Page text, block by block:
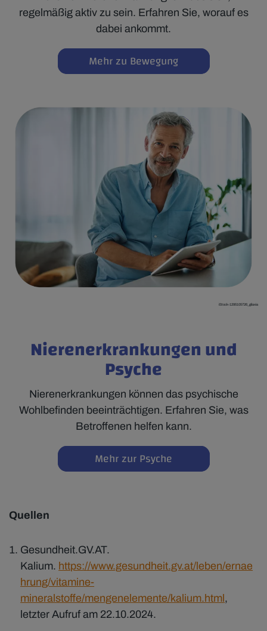
regelmäßig aktiv zu sein. Erfahren Sie, worauf es
dabei ankommt.
Mehr zu Bewegung
iStock-1295105726_gilaxia
Nierenerkrankungen und
Psyche
Nierenerkrankungen können das psychische
Wohlbefinden beeinträchtigen. Erfahren Sie, was
Betroffenen helfen kann.
Mehr zur Psyche
Quellen
Gesundheit.GV.AT.
Kalium. https://www.gesundheit.gv.at/leben/ernae
hrung/vitamine-
mineralstoffe/mengenelemente/kalium.html ,
letzter Aufruf am 22.10.2024.